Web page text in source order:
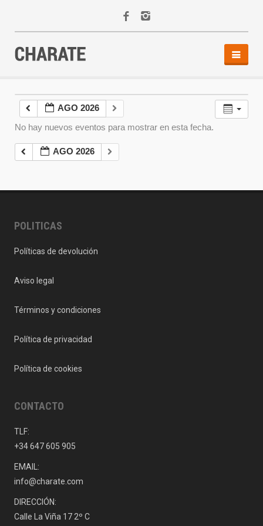
AGENDA
ACTIVIDADES
ALQUILER
EQUIPO
AGO 2026
No hay nuevos eventos para mostrar en esta fecha.
AGO 2026
POLITICAS
Políticas de devolución
Aviso legal
Términos y condiciones
Política de privacidad
Política de cookies
CONTACTO
TLF:
+34 647 605 905
EMAIL:
info@charate.com
DIRECCIÓN:
Calle La Viña 17 2º C